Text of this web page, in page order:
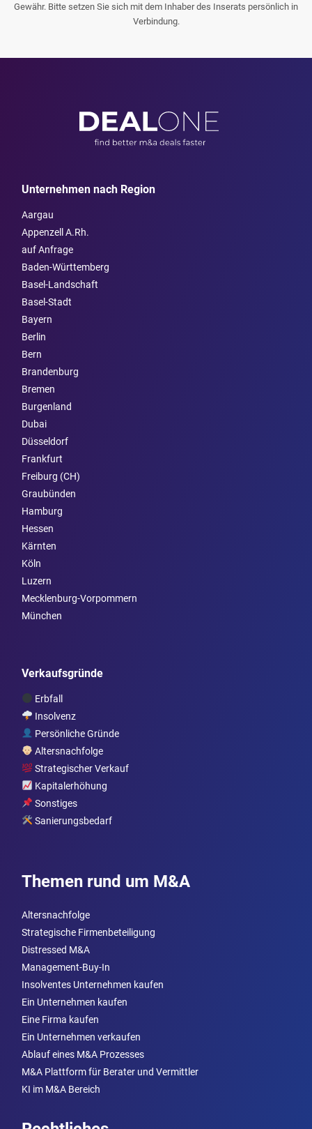
Gewähr. Bitte setzen Sie sich mit dem Inhaber des Inserats persönlich in
Verbindung.
Unternehmen nach Region
Aargau
Appenzell A.Rh.
auf Anfrage
Baden-Württemberg
Basel-Landschaft
Basel-Stadt
Bayern
Berlin
Bern
Brandenburg
Bremen
Burgen­land
Dubai
Düsseldorf
Frankfurt
Freiburg (CH)
Graubünden
Hamburg
Hessen
Kärnten
Köln
Luzern
Mecklenburg-Vorpommern
München
Verkaufsgründe
Erbfall
Insolvenz
Persönliche Gründe
Altersnachfolge
Strategischer Verkauf
Kapitalerhöhung
Sonstiges
Sanierungsbedarf
Themen rund um M&A
Altersnachfolge
Strategische Firmenbeteiligung
Distressed M&A
Management-Buy-In
Insolventes Unternehmen kaufen
Ein Unternehmen kaufen
Eine Firma kaufen
Ein Unternehmen verkaufen
Ablauf eines M&A Prozesses
M&A Plattform für Berater und Vermittler
KI im M&A Bereich